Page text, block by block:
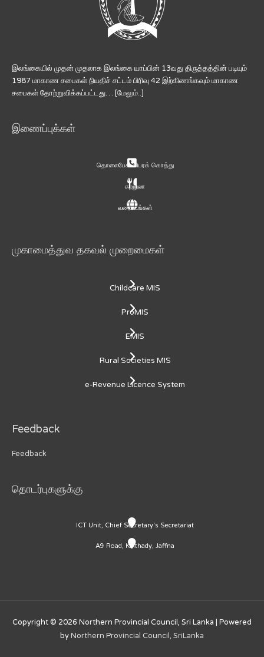
இலங்கையில் முதன் முதலாக இலங்கை யாப்பின் 13வது திருத்தத்தின் படியும்
1987 மாகாண சபைகள் நியதிச் சட்டம் பிரிவு 42 இற்கிணங்கவும் மாகாண
சபைகள் தோற்றுவிக்கப்பட்டது… [மேலும்..]
இணைப்புக்கள்
தொலைபேசி விபரக் கொத்து
சுற்றுலா
வரைபடங்கள்
முகாமைத்துவ தகவல் முறைமைகள்
Childcare MIS
ProMIS
EMIS
Rural Societies MIS
e-Revenue Licence System
Feedback
Feedback
தொடர்புகளுக்கு
ICT Unit, Chief Secretary's Secretariat
A9 Road, Kaithady, Jaffna
Copyright © 2026 Northern Provincial Council, Sri Lanka | Powered
byNorthern Provincial Council, SriLanka